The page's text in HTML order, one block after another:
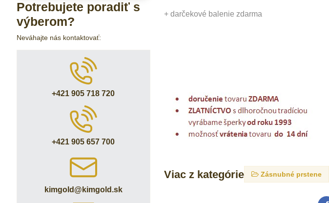
+ darčekové balenie zdarma
Viac z kategórie Zásnubné prstene
Potrebujete poradiť s
výberom?
Neváhajte nás kontaktovať:
+421 905 718 720
+421 905 657 700
kimgold​@kimgold​.sk